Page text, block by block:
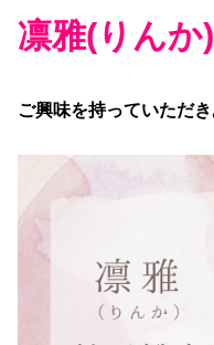
凛雅(りんか)
ご興味を持っていただ